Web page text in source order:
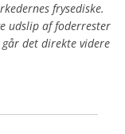
frysediske.
udslip af foderrester
det direkte videre